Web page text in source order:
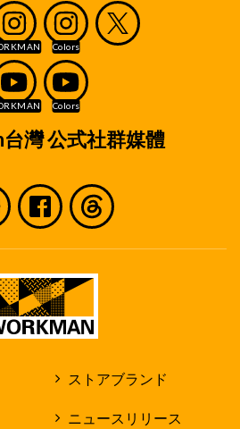
灣 公式社群媒體
ストアブランド
ニュースリリース